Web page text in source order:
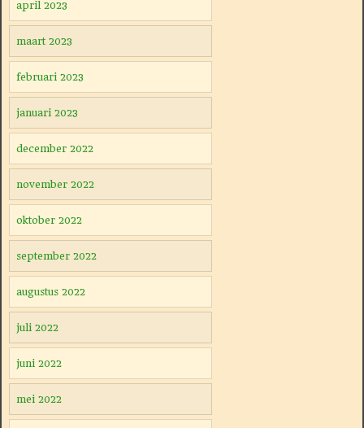
april 2023
maart 2023
februari 2023
januari 2023
december 2022
november 2022
oktober 2022
september 2022
augustus 2022
juli 2022
juni 2022
mei 2022